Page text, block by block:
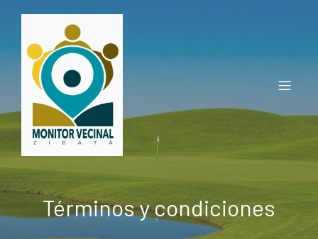
Términos y condiciones